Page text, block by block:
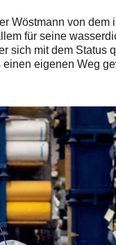
Wöstmann von dem
für seine
sich mit dem Status
eigenen Weg